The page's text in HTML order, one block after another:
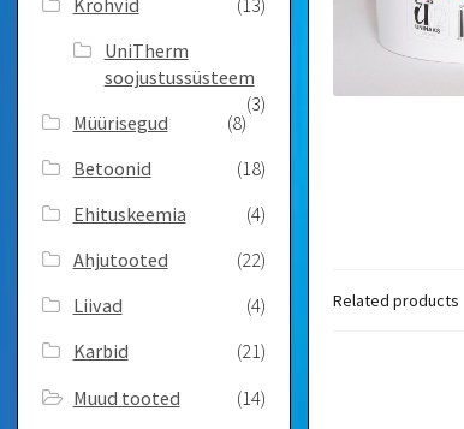
Related products
UniTherm
soojustussüsteem
(3)
Müürisegud
(8)
Betoonid
(18)
Ehituskeemia
(4)
Ahjutooted
(22)
Liivad
(4)
Karbid
(21)
Muud tooted
(14)